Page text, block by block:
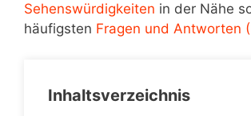
Sehenswürdigkeiten in der Nähe
häufigsten Fragen und Antworten
Inhaltsverzeichnis